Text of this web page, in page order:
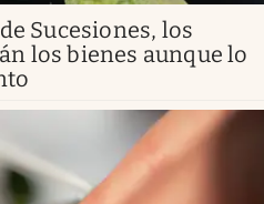
Sucesiones, los
los bienes aunque lo